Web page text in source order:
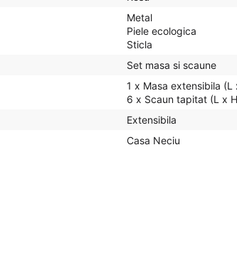
Metal
Piele ecologica
Sticla
Set masa si scaune
1 x Masa extensibila
6 x Scaun tapitat (L x
Extensibila
Casa Neciu